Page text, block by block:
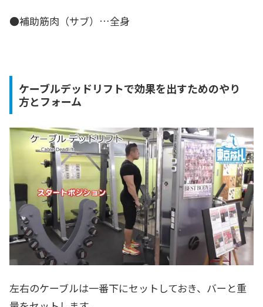
●補助筋肉（サブ）…全身
ケーブルデッドリフトで効果を出すためのやり
方とフォーム
左右のケーブルは一番下にセットしておき、バーと重